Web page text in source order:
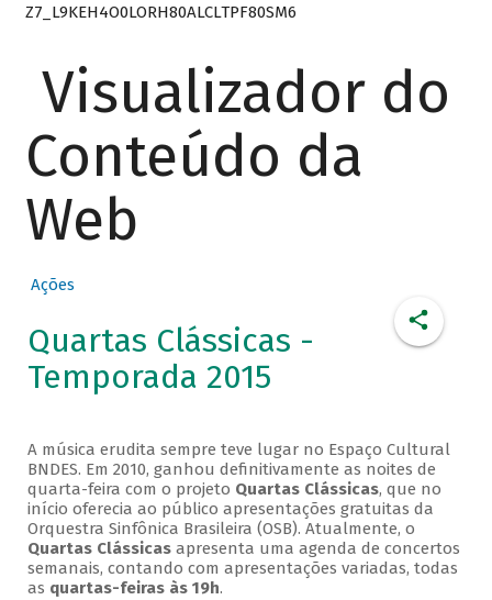
Z7_L9KEH4O0LORH80ALCLTPF80SM6
Visualizador do
Conteúdo da
Web
Ações
Quartas Clássicas -
Temporada 2015
A música erudita sempre teve lugar no Espaço Cultural
BNDES. Em 2010, ganhou definitivamente as noites de
quarta-feira com o projeto Quartas Clássicas, que no
início oferecia ao público apresentações gratuitas da
Orquestra Sinfônica Brasileira (OSB). Atualmente, o
Quartas Clássicasapresenta uma agenda de concertos
semanais, contando com apresentações variadas, todas
as quartas-feiras às 19h.